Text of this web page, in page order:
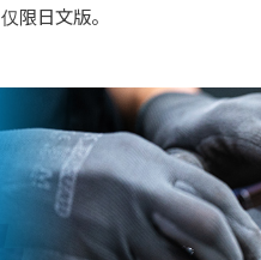
仅限日文版。